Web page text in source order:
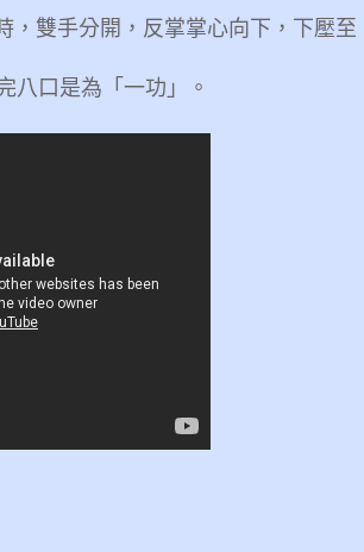
，雙手分開，反掌掌心向下，下壓至
八口是為「一功」。